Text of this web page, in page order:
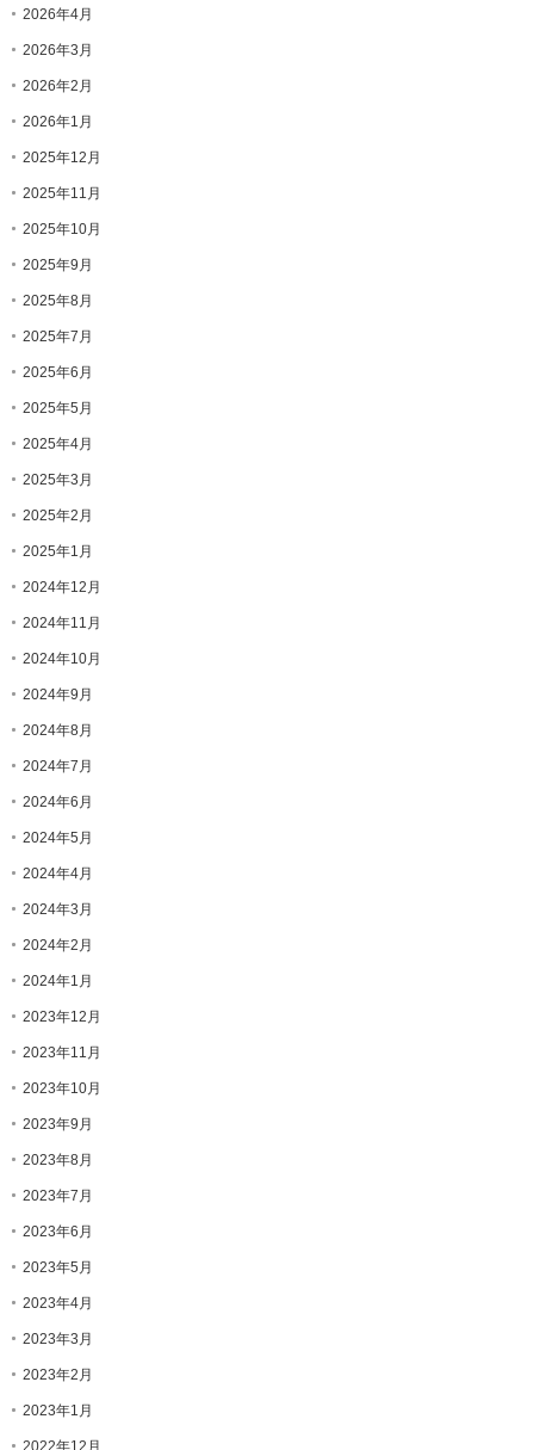
2026年4月
2026年3月
2026年2月
2026年1月
2025年12月
2025年11月
2025年10月
2025年9月
2025年8月
2025年7月
2025年6月
2025年5月
2025年4月
2025年3月
2025年2月
2025年1月
2024年12月
2024年11月
2024年10月
2024年9月
2024年8月
2024年7月
2024年6月
2024年5月
2024年4月
2024年3月
2024年2月
2024年1月
2023年12月
2023年11月
2023年10月
2023年9月
2023年8月
2023年7月
2023年6月
2023年5月
2023年4月
2023年3月
2023年2月
2023年1月
2022年12月